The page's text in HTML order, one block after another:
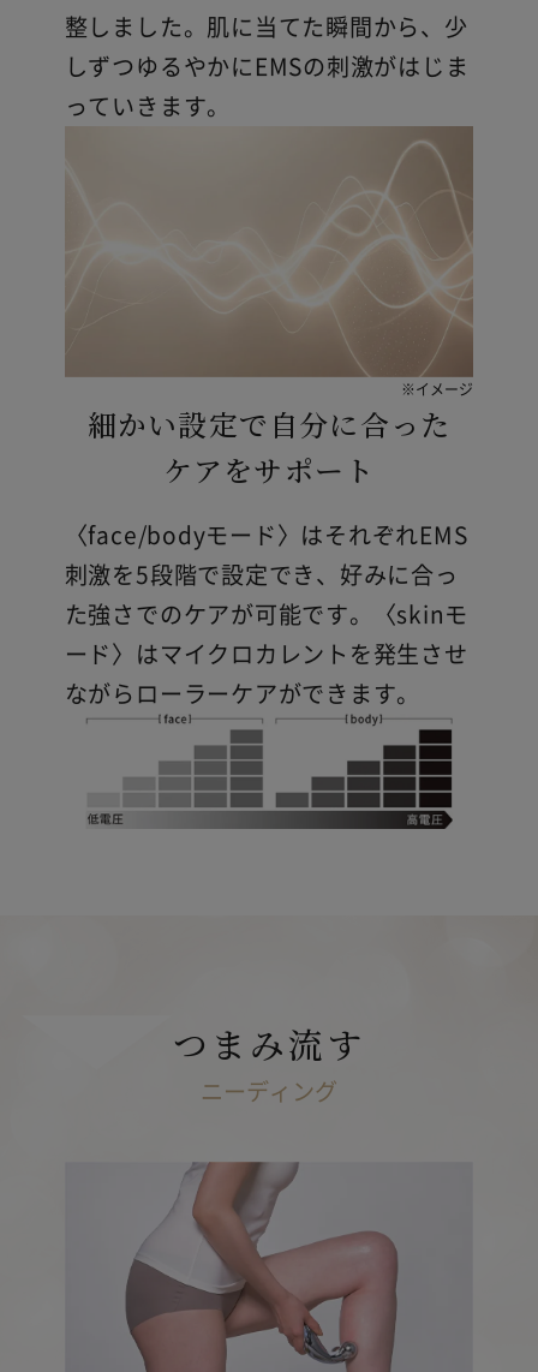
整しました。肌に当てた瞬間から、少
しずつゆるやかにEMSの刺激がはじま
っていきます。
※イメージ
細かい設定で自分に合った
ケアをサポート
〈face/bodyモード〉はそれぞれEMS
刺激を5段階で設定でき、好みに合っ
た強さでのケアが可能です。〈skinモ
ード〉はマイクロカレントを発生させ
ながらローラーケアができます。
つまみ流す
ニーディング